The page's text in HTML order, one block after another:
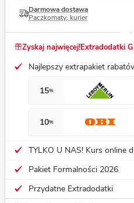
Darmowa dostawa
Paczkomaty, kurier
Zyskaj najwięcej!Extradodatki
Najlepszy extrapakiet
15%
10%
TYLKO U NAS! Kurs online
Pakiet Formalności 2026
Przydatne Extradodatki